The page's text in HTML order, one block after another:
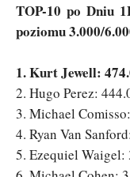
TOP-10 po Dniu
poziomu 3.000/
1. Kurt Jewell:
2. Hugo Perez:
3. Michael
4. Ryan Van
5. Ezequiel Waigel: